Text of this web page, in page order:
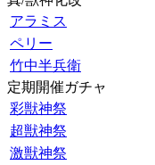
アラミス
ペリー
竹中半兵衛
定期開催ガチャ
彩獣神祭
超獣神祭
激獣神祭